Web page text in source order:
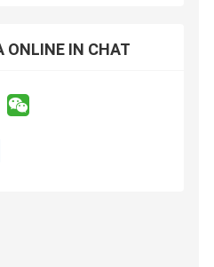
ONLINE IN CHAT